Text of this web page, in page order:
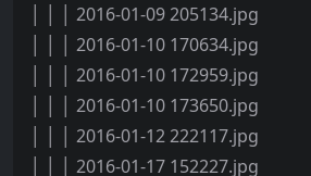
│ │ │ 2016-01-09 205134.jpg
│ │ │ 2016-01-10 170634.jpg
│ │ │ 2016-01-10 172959.jpg
│ │ │ 2016-01-10 173650.jpg
│ │ │ 2016-01-12 222117.jpg
│ │ │ 2016-01-17 152227.jpg